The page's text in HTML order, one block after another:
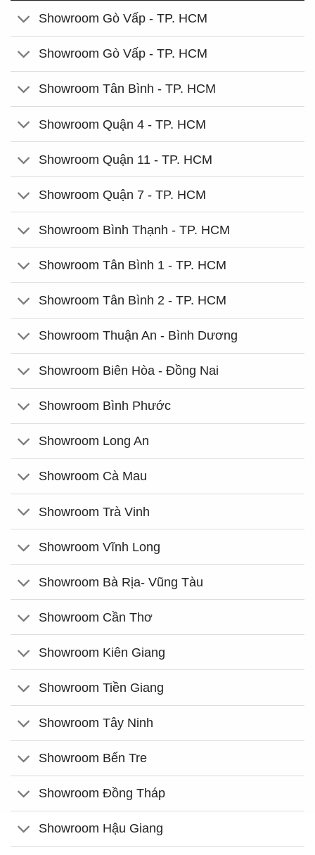
Showroom Gò Vấp - TP. HCM
Showroom Gò Vấp - TP. HCM
Showroom Tân Bình - TP. HCM
Showroom Quận 4 - TP. HCM
Showroom Quận 11 - TP. HCM
Showroom Quận 7 - TP. HCM
Showroom Bình Thạnh - TP. HCM
Showroom Tân Bình 1 - TP. HCM
Showroom Tân Bình 2 - TP. HCM
Showroom Thuận An - Bình Dương
Showroom Biên Hòa - Đồng Nai
Showroom Bình Phước
Showroom Long An
Showroom Cà Mau
Showroom Trà Vinh
Showroom Vĩnh Long
Showroom Bà Rịa- Vũng Tàu
Showroom Cần Thơ
Showroom Kiên Giang
Showroom Tiền Giang
Showroom Tây Ninh
Showroom Bến Tre
Showroom Đồng Tháp
Showroom Hậu Giang